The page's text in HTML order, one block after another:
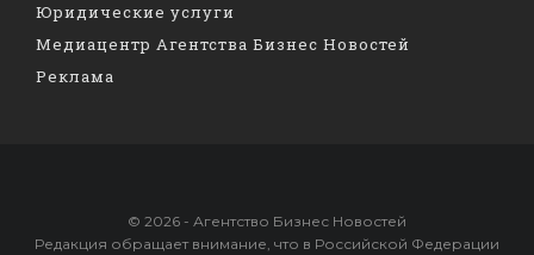
Юридические услуги
Медиацентр Агентства Бизнес Новостей
Реклама
© 2026 - Агентство Бизнес Новостей
Редакция обращает внимание, что в Российской Федерации